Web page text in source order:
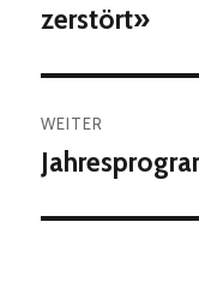
Beitrag:
zerstört»
WEITER
Nächster